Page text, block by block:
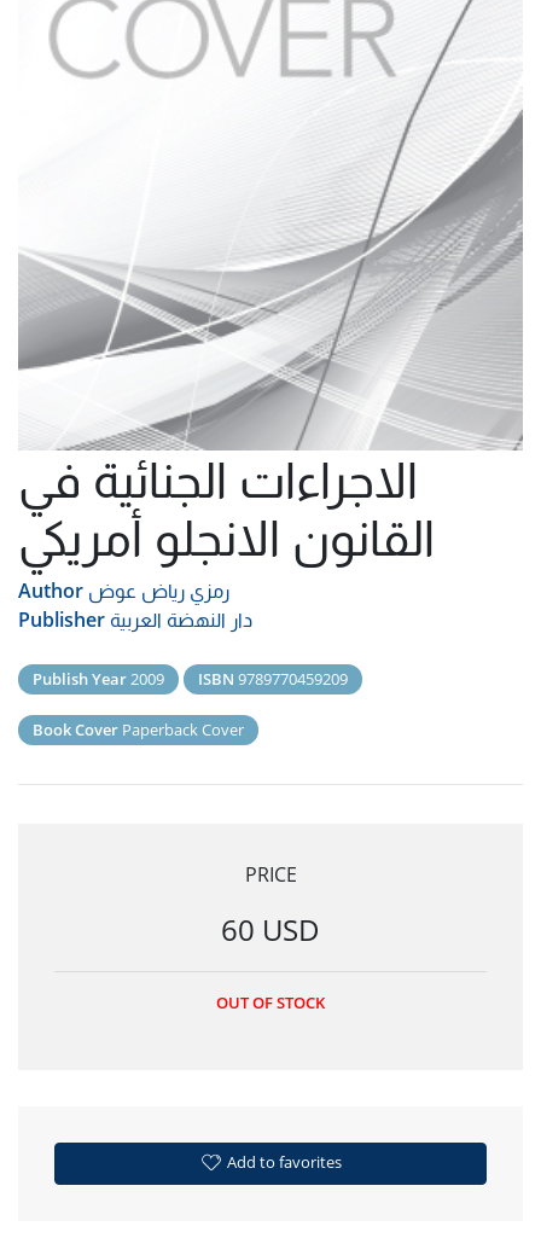
الاجراءات الجنائية في
القانون الانجلو أمريكي
Author رمزي رياض عوض
Publisher دار النهضة العربية
Publish Year2009 ISBN 9789770459209
Book Cover Paperback Cover
PRICE
60 USD
OUT OF STOCK
Add to favorites